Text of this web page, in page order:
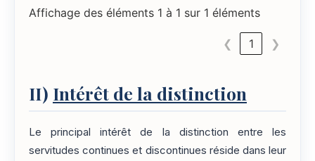
Affichage des éléments 1 à 1 sur 1 éléments
❮ 1 ❯
II) Intérêt de la distinction
Le principal intérêt de la distinction entre les
servitudes continues et discontinues réside dans leur